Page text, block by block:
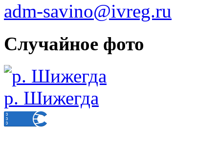
adm-savino@ivreg.ru
Случайное фото
р. Шижегда